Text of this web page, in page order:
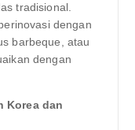
tradisional.
dengan
barbeque, atau
dengan
Korea dan